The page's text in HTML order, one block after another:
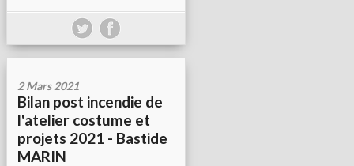
2 Mars 2021
Bilan post incendie de
l'atelier costume et
projets 2021 - Bastide
MARIN